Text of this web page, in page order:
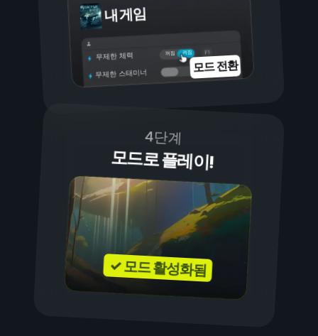
내 게임
켜짐
꺼짐
무제한 체력
무제한 스태미너 모드 전환
4단계
모드로 플레이!
✓ 모드 활성화됨